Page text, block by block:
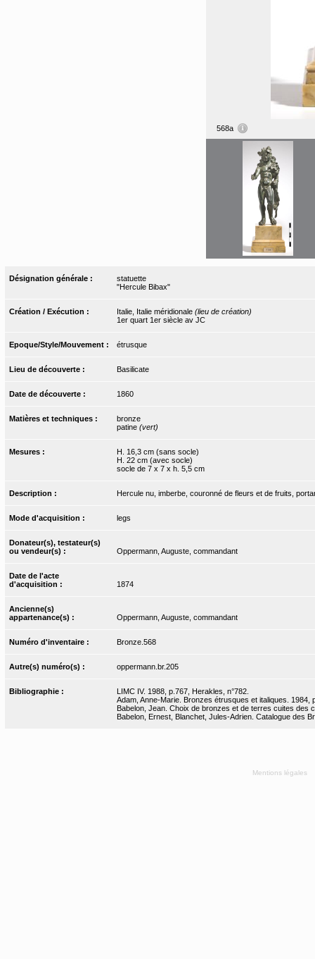
568a
Désignation générale :
statuette
"Hercule Bibax"
Création / Exécution : Italie, Italie méridionale (lieu de création)
1er quart 1er siècle av JC
Epoque/Style/Mouvement : étrusque
Lieu de découverte : Basilicate
Date de découverte : 1860
Matières et techniques :
bronze
patine (vert)
Mesures :
H. 16,3 cm (sans socle)
H. 22 cm (avec socle)
socle de 7 x 7 x h. 5,5 cm
Description : Hercule nu, imberbe, couronné de fleurs et de fruits,
Mode d'acquisition : legs
Donateur(s), testateur(s)
ou vendeur(s) :
Oppermann, Auguste, commandant
Date de l'acte
d'acquisition :
1874
Ancienne(s)
appartenance(s) :
Oppermann, Auguste, commandant
Numéro d'inventaire : Bronze.568
Autre(s) numéro(s) : oppermann.br.205
Bibliographie :
LIMC IV. 1988, p.767, Herakles, n°782.
Adam, Anne-Marie. Bronzes étrusques et italiques. 1984,
Babelon, Jean. Choix de bronzes et de terres cuites des
Babelon, Ernest, Blanchet, Jules-Adrien. Catalogue des
Mentions légales